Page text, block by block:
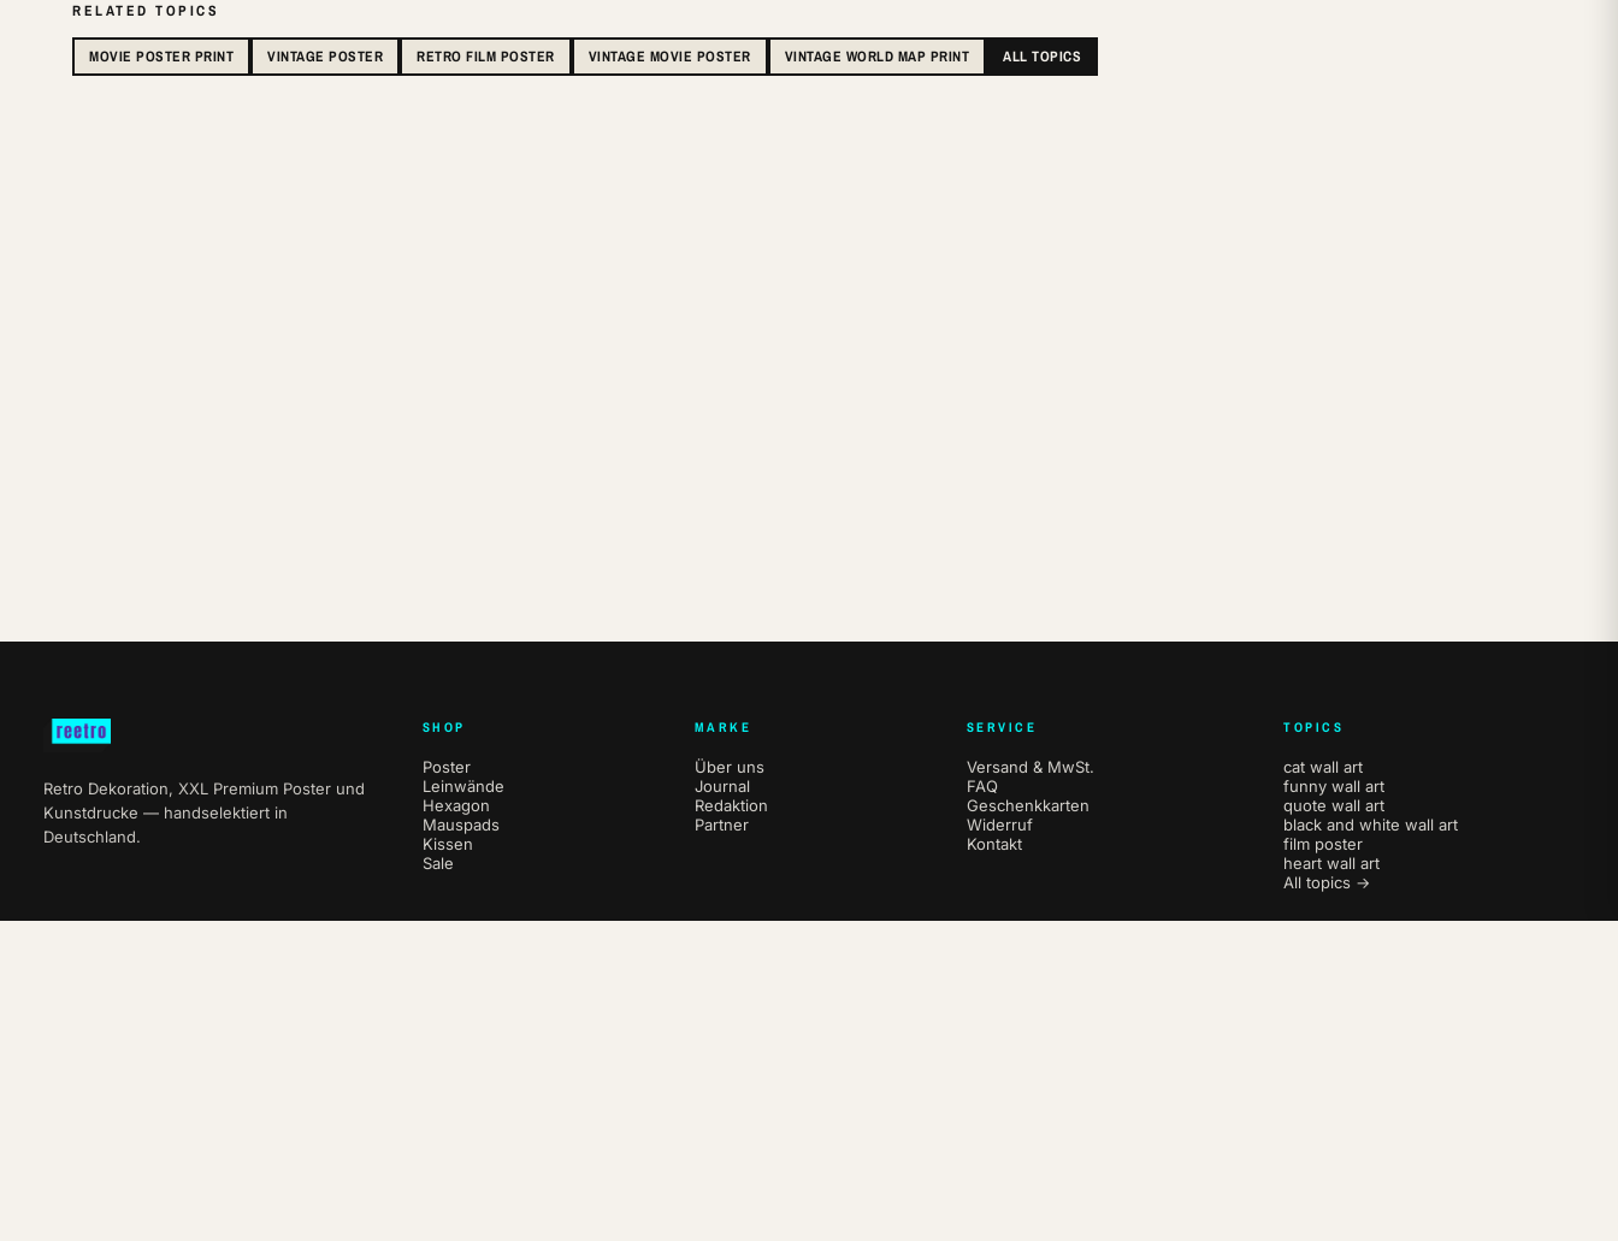
RELATED TOPICS
MOVIE POSTER PRINT VINTAGE POSTER RETRO FILM POSTER VINTAGE MOVIE POSTER VINTAGE WORLD MAP PRINT ALL TOPICS
Retro Dekoration, XXL Premium Poster und
Kunstdrucke — handselektiert in
Deutschland.
SHOP
Poster
Leinwände
Hexagon
Mauspads
Kissen
Sale
MARKE
Über uns
Journal
Redaktion
Partner
SERVICE
Versand & MwSt.
FAQ
Geschenkkarten
Widerruf
Kontakt
TOPICS
cat wall art
funny wall art
quote wall art
black and white wall art
film poster
heart wall art
All topics →